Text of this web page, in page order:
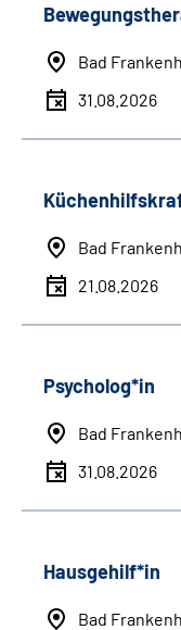
Bad
31.08.2026
Bad
21.08.2026
Psycholog*in
Bad
31.08.2026
Hausgehilf*in
Bad